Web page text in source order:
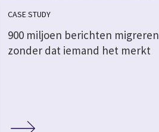
CASE STUDY
900 miljoen berichten migreren
zonder dat iemand het merkt